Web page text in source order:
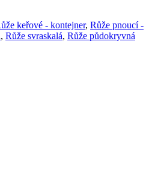
keřové - kontejner, Růže pnoucí -
, Růže svraskalá, Růže půdokryvná